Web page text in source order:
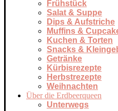
Frühstück
Salat & Suppe
Dips & Aufstriche
Muffins &
Kuchen & Torten
Snacks &
Getränke
Kürbisrezepte
Herbstrezepte
Weihnachten
Über die Erdbeerqueen
Unterwegs